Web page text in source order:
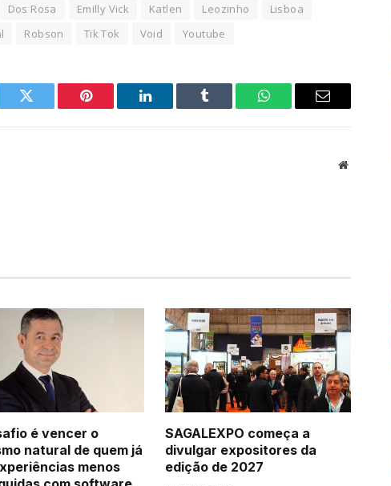
Dos Rosa Emilly Vick Katlen Leozinho
Lisboa
Robson Tik Tok Void Youtube
Twitter Pinterest LinkedIn Tumblr WhatsAppEmail
Website
é vencer o
natural de quem já
menos
SAGALEXPO começa a
divulgar expositores da
edição de 2027